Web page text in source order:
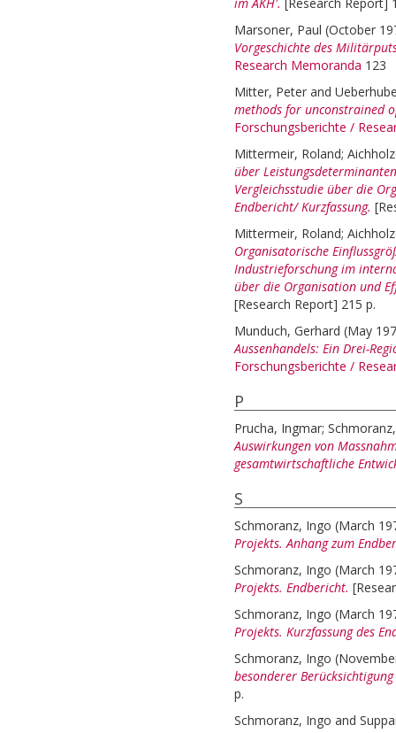
Marsoner, Paul (October
Vorgeschichte des
Research Memoranda 123
Mitter, Peter and
methods for unconstrained
Forschungsberichte /
Mittermeir, Roland;
über
Vergleichsstudie über die
Endbericht/ Kurzfassung.
Mittermeir, Roland;
Organisatorische
Industrieforschung im
über die Organisation und
[Research Report] 215 p.
Munduch, Gerhard (May
Aussenhandels: Ein Drei-
Forschungsberichte /
P
Prucha, Ingmar;
Auswirkungen von
gesamtwirtschaftliche
S
Schmoranz, Ingo (March
Projekts. Anhang zum
Schmoranz, Ingo (March
Projekts. Endbericht.
Schmoranz, Ingo (March
Projekts. Kurzfassung des
Schmoranz, Ingo
besonderer
p.
Schmoranz, Ingo and